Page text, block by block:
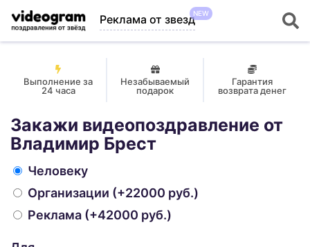
Реклама от звездNEW
Выполнение за
24 часа
Незабываемый
подарок
Гарантия
возврата денег
Закажи видеопоздравление от
Владимир Брест
Человеку
Организации (+22000 руб.)
Реклама (+42000 руб.)